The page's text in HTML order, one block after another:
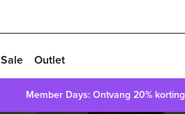
Sale Outlet
Member Days: Ontvang 20% korting